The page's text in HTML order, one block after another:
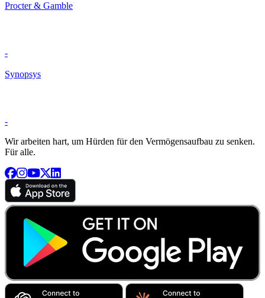
Procter & Gamble
-
Synopsys
-
Wir arbeiten hart, um Hürden für den Vermögensaufbau zu senken.
Für alle.